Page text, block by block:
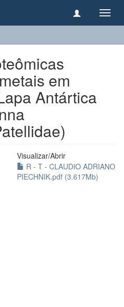
em
Antártica
Visualizar/Abrir
R - T - CLAUDIO ADRIANO
PIECHNIK.pdf (3.617Mb)